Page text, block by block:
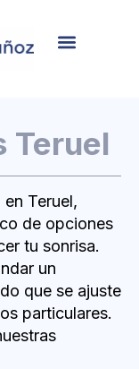
Teruel
Teruel,
de opciones
tu sonrisa.
un
que se ajuste
particulares.